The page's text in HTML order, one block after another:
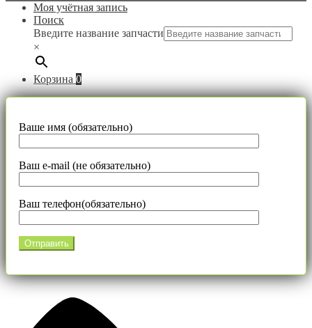
Моя учётная запись
Поиск
Введите название запчасти
×
Корзина 0
Ваше имя (обязательно)
Ваш e-mail (не обязательно)
Ваш телефон(обязательно)